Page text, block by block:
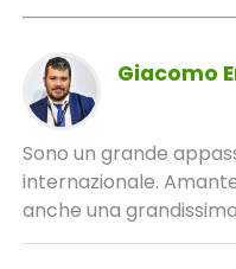
Giacomo
Sono un grande
internazionale.
anche una